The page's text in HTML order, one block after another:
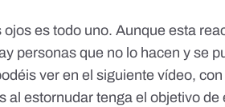
ojos es todo uno. Aunque esta
personas que no lo hacen y se
ver en el siguiente vídeo,
al estornudar tenga el objetivo de